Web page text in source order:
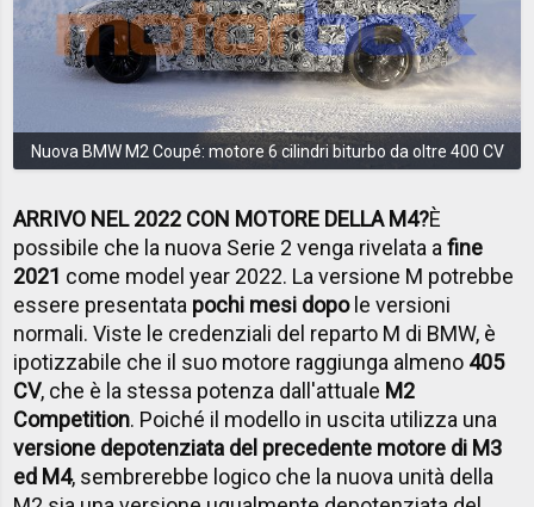
Nuova BMW M2 Coupé: motore 6 cilindri biturbo da oltre 400 CV
ARRIVO NEL 2022 CON MOTORE DELLA M4?È
possibile che la nuova Serie 2 venga rivelata afine
2021 come model year 2022. La versione M potrebbe
essere presentata pochi mesi dopole versioni
normali. Viste le credenziali del reparto M di BMW, è
ipotizzabile che il suo motore raggiunga almeno 405
CV, che è la stessa potenza dall'attuale M2
Competition. Poiché il modello in uscita utilizza una
versione depotenziata del precedente motore di M3
ed M4, sembrerebbe logico che la nuova unità della